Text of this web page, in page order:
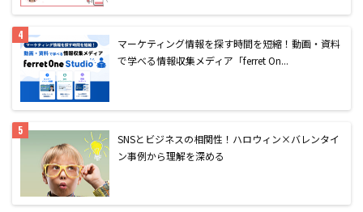
マーケティング情報を探す時間を短縮！動画・資料
で学べる情報収集メディア「ferret On...
SNSとビジネスの相関性！ハロウィン×バレンタイ
ン事例から理解を深める